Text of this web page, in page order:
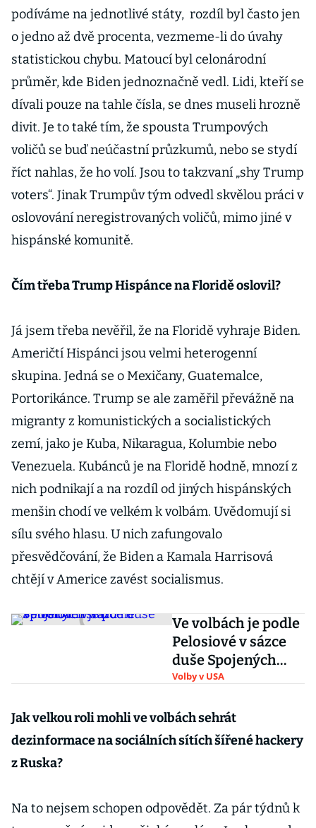
podíváme na jednotlivé státy, rozdíl byl často jen
o jedno až dvě procenta, vezmeme-li do úvahy
statistickou chybu. Matoucí byl celonárodní
průměr, kde Biden jednoznačně vedl. Lidi, kteří se
dívali pouze na tahle čísla, se dnes museli hrozně
divit. Je to také tím, že spousta Trumpových
voličů se buď neúčastní průzkumů, nebo se stydí
říct nahlas, že ho volí. Jsou to takzvaní „shy Trump
voters“. Jinak Trumpův tým odvedl skvělou práci v
oslovování neregistrovaných voličů, mimo jiné v
hispánské komunitě.
Čím třeba Trump Hispánce na Floridě oslovil?
Já jsem třeba nevěřil, že na Floridě vyhraje Biden.
Američtí Hispánci jsou velmi heterogenní
skupina. Jedná se o Mexičany, Guatemalce,
Portorikánce. Trump se ale zaměřil převážně na
migranty z komunistických a socialistických
zemí, jako je Kuba, Nikaragua, Kolumbie nebo
Venezuela. Kubánců je na Floridě hodně, mnozí z
nich podnikají a na rozdíl od jiných hispánských
menšin chodí ve velkém k volbám. Uvědomují si
sílu svého hlasu. U nich zafungovalo
přesvědčování, že Biden a Kamala Harrisová
chtějí v Americe zavést socialismus.
Ve volbách je podle
Pelosiové v sázce
duše Spojených
států
Volby v USA
Jak velkou roli mohli ve volbách sehrát
dezinformace na sociálních sítích šířené hackery
z Ruska?
Na to nejsem schopen odpovědět. Za pár týdnů k